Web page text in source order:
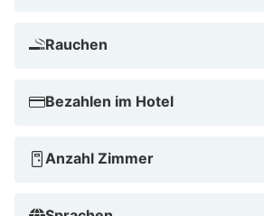
Rauchen
Bezahlen im Hotel
Anzahl Zimmer